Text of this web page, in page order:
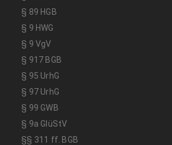
§ 89 HGB
§ 9 HWG
§ 9 VgV
§ 917 BGB
§ 95 UrhG
§ 97 UrhG
§ 99 GWB
§ 9a GlüStV
§§ 311 ff. BGB